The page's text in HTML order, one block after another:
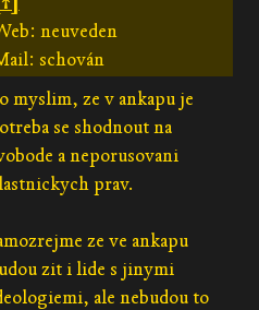
neuveden
schován
myslim, ze v ankapu je
se shodnout na
a neporusovani
prav.
ze ve ankapu
zit i lide s jinymi
ale nebudou to